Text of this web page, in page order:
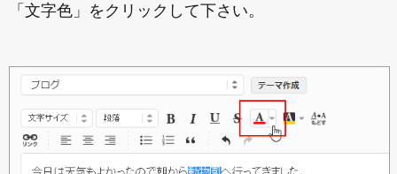
「文字色」をクリックして下さい。